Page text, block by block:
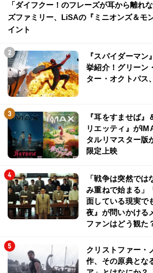
「ダイフクー！のフレーズが耳から離れ
ズファミリー、LiSAの『ミニオンズ＆モ
イント
『スパイダーマ
挙紹介！グリーン
ター・オクトパス
『耳をすませば
リエッティ』が
タルリマスター版
限定上映
「戦争は突然で
み重ねで始まる」
面している現実
夜』が問いかける
ファンはどう観た
クリストファー・
作、その原典とな